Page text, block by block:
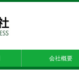
会社概要